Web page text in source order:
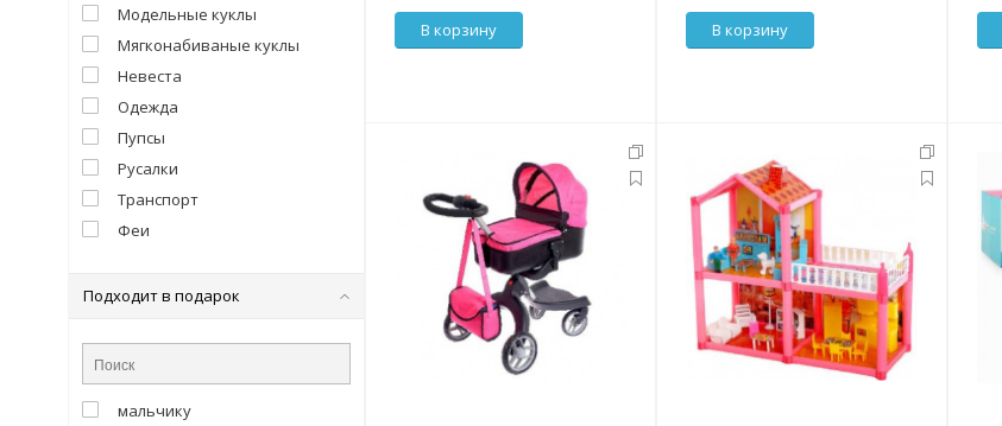
Модельные куклы
Мягконабиваные куклы
Невеста
Одежда
Пупсы
Русалки
Транспорт
Феи
Подходит в подарок
мальчику
В корзину В корзину